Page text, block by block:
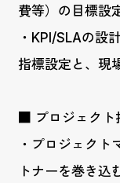
費等）の目標設
・KPI/SLAの設
指標設定と、現
■ プロジェクト
・プロジェクト
トナーを巻き